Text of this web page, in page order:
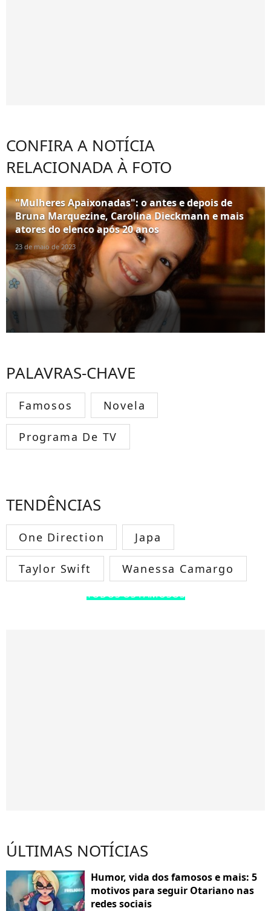
CONFIRA A NOTÍCIA
RELACIONADA À FOTO
"Mulheres Apaixonadas": o antes e depois de
Bruna Marquezine, Carolina Dieckmann e mais
atores do elenco após 20 anos
23 de maio de 2023
PALAVRAS-CHAVE
Famosos Novela
Programa De TV
TENDÊNCIAS
One Direction Japa
Taylor Swift Wanessa Camargo
TODOS OS FAMOSOS
ÚLTIMAS NOTÍCIAS
Humor, vida dos famosos e mais: 5
motivos para seguir Otariano nas
redes sociais